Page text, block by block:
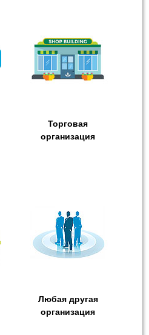
Торговая
организация
Любая другая
организация